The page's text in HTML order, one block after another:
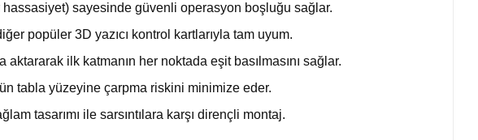
sayesinde güvenli operasyon boşluğu sağlar.
popüler 3D yazıcı kontrol kartlarıyla tam uyum.
ilk katmanın her noktada eşit basılmasını sağlar.
tabla yüzeyine çarpma riskini minimize eder.
tasarımı ile sarsıntılara karşı dirençli montaj.